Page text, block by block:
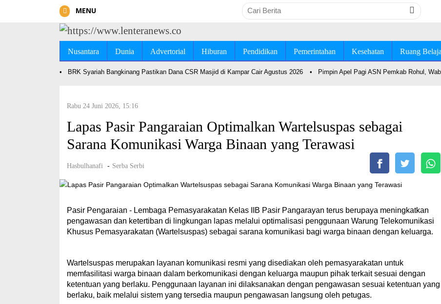
MENU
Nusantara Dunia Advertorial Hiburan Pendidikan Pemerintahan Kesehatan Ruang
• BRK Syariah Bangkinang Pastikan Dana CSR Masjid di Kampar Cair Agustus 2026 • Pimpin Apel Pagi ASN Pemkab Rohul,
Rabu 24 Juni 2026, 15:16
Lapas Pasir Pangaraian Optimalkan Wartelsuspas sebagai
Sarana Komunikasi Warga Binaan yang Terawasi
Hasbulhanafi - Serba Serbi
Pasir Pengaraian - Lembaga Pemasyarakatan Kelas IIB Pasir Pangarayan terus berupaya meningkatkan
pengawasan dan ketertiban di lingkungan lapas melalui optimalisasi penggunaan Warung Telekomunikasi
Khusus Pemasyarakatan (Wartelsuspas) sebagai sarana komunikasi bagi warga binaan dengan keluarga.
Wartelsuspas merupakan layanan komunikasi resmi yang disediakan oleh pemasyarakatan untuk
memfasilitasi warga binaan dalam berkomunikasi dengan keluarga maupun pihak terkait sesuai dengan
ketentuan yang berlaku. Penggunaan layanan ini dilaksanakan dengan pengawasan sesuai ketentuan yang
berlaku, baik melalui sistem yang tersedia maupun pengawasan langsung oleh petugas.